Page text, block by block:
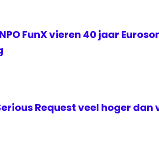
NPO FunX vieren 40 jaar
Request veel hoger